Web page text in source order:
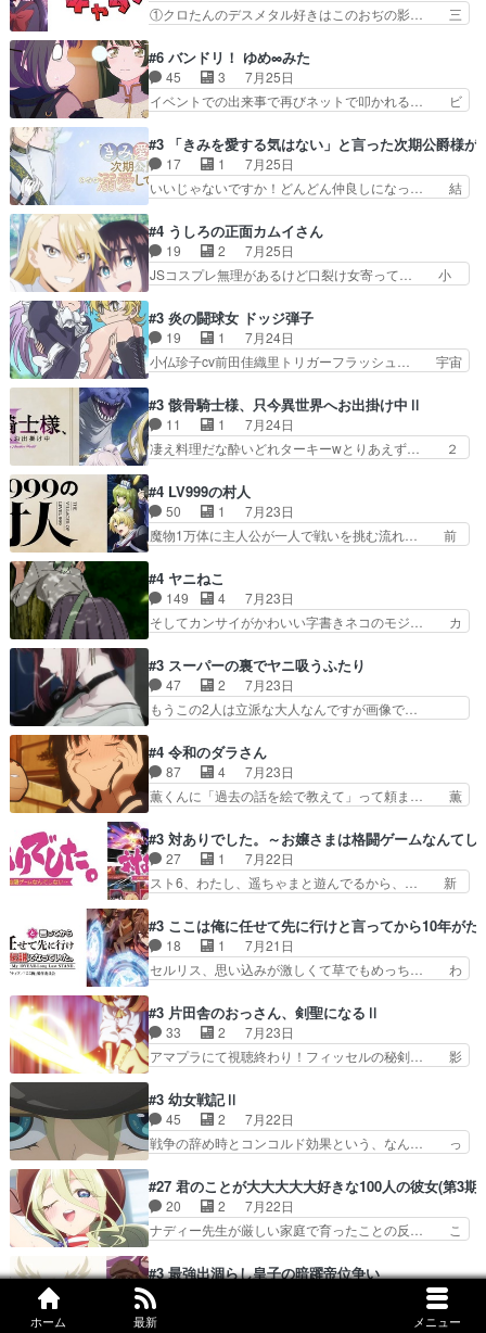
ホーム 最新 メニュー
も、一応デジタルという概…
子のドキドキ・大作戦！・長寿丸を一… 目玉と耳
を相手に言葉で繰り広げる戰もノラ… 時代設定ど
からのいらすとやは草だった。… 今回は亜也子回
でしたね頼もしさと乙女らし… 貞宗、キモいギョ
ロ目としか思ってなかった…
①クロたんのデスメタル好きはこのおぢの影… 三
か好きになれんキャラだなぁ作品もイン… 相変わ
らず生物学者には見えないわね響野君… 正体を知
らないのにどちりも肯定してくれた… 黒絵がハル
ゴンになっても、南を助けて大事… OPにデスボ
心を許す、母の友達である光… 黒絵の可愛さレベ
ルが止まらない。南くんと… 黒絵の母とのやり取
りでエヴァの加持さん思…
#6 バンドリ！ ゆめ∞みた
45 3
7月25日
イベントでの出来事で再びネットで叩かれる… ビ
ラがまじで何がしたいかわからん！先生… 陰キャ
の間合いにスルっと入ってきて相手の… ビオラが
都子さんを籠絡しに来ててやばいぞ… マネージャ
ー現実版初登場！バレーボールに… 藻掻きながら
で相手の緊張を解く相手の共… たまったアニメ
50本だってｗ今日も帰った… マネージャー実在
した大逆風のハズなのに全…
#3 「きみを愛する気はない」と言った次期公爵様が
17 1
7月25日
いいじゃないですか！どんどん仲良しになっ… 結
の恋愛系で1番これが好き。愛する気は… 今晩
は、2130頃からシンデレラガールズ… 公爵の妻
なのに着てる洋服がシンプル。テー… まあ、これ
は見なくていいな。むしろ判断が… 自分でも気づ
ぜかヒロイン化していますデ… 【今夜のアニメA
は…】前向き没落令嬢×こ… 「ぼやっとしてたら
菜園の領地の外まで開墾…
#4 うしろの正面カムイさん
19 2
7月25日
JSコスプレ無理があるけど口裂け女寄って… 小
カちゃんがヤバすぎてボキキしそう(ぇ… 口裂け
女って人を襲うって知らなかった…ポ… そのスタ
イルで小学生ファッションは口裂け… 相変わら
ず、尺の都合なのか原作漫画の細か… 除霊士カム
昭和キッズを恐怖のどん底へ突… 現代で有名な口
裂け女登場！お市ちゃん、ポ… ろくろ首の除霊シ
ーン「悪霊退散」のパチン…
#3 炎の闘球女 ドッジ弾子
19 1
7月24日
小仏珍子cv前田佳織里トリガーフラッシュ… 宇宙
いたぶってるのか！？Cパートで懐か… 普通にド
ッジが激アツ。いや羽仁衣が初めて… 優谷優の声
優に「ちんこ」って言わせてて興… 珍子ちゃ
ん………！！！！？！先週に引き続… これは意図
限ったことでなく、最近のアニ… 東山朱莉
（AkariHIGASHIYAM… こんなに可憐で可愛い泣
き虫メイドが僅か3…
#3 骸骨騎士様、只今異世界へお出掛け中Ⅱ
11 1
7月24日
凄え料理だな酔いどれターキーwとりあえず… ２
いの良いお兄ちゃん！！現場も楽しかっ… 第３話
をｄアニメストアで視聴しました。視… ローデン
王国ホーバン領を訪れたアーク一行… 1期に引き
続き２期にも出演させていただけ… 1期の頃から
題解決特筆する事は無いが、… 今週もありがとう
ございます耳がヒクヒクな… 時計台に登ってるの
見ると挟まれないか心配…
#4 LV999の村人
50 1
7月23日
魔物1万体に主人公が一人で戦いを挑む流れ… 前
を魔物と人間に殺された鏡の生い立ち。… 勇者た
ちを信じてアリスを預ける、鏡を信じ… 勇者パー
ティが仲間になった！？会話が通じ… 鏡の過去、
辛すぎて胸が苦しくなりました…… 最初、勇者パ
コちゃんの性別が間違えられ… 鏡の両親がモンス
ターと人間にそれぞれ命を… 胸が苦しくなるほど
鏡くんの過去がとても残…
#4 ヤニねこ
149 4
7月23日
そしてカンサイがかわいい字書きネコのモジ… カ
は『ちんこ』によってリミッターが外れ… 今回は
汚い要素あまりなく普通にギャグアニ… あとアイ
キャッチが釈迦だったの本当に最高… まー、今回
もコンプライアンス違反にどこま… 達郎のオチに
ニメが好きでも大丈夫だよ」… あんな事こんな事
いっぱいさせられちゃうこ… 妹ネコちゃんのバー
ガーにタバコ入ってるの…
#3 スーパーの裏でヤニ吸うふたり
47 2
7月23日
もうこの2人は立派な大人なんですが画像で…
こ叡智でセクシー！ミストふっかけて嗅ぎ… あい
かわらず山田さんと田山さんが同一人物… 今さら
だけどずとまよのOP合ってるね。首… 佐々木と
田山さんにロマンスの香りが漂って… 佐々木さん
「ただのヤニ仲間」から「ちゃ… 田山から消臭ミ
ストを戴いてお礼返しをして… からかったつもり
なのに、思いもよらない佐…
#4 令和のダラさん
87 4
7月23日
薫くんに「過去の話を絵で教えて」って頼ま… 薫
シリアス展開になるかと思ったら全然そ… 薫が通
うは応神町立応神北小学校一方、日向… 思ったの
と違う刺客出てきたwwただ関西弁… とエピソー
ドの進みにおどろくけど、気持ち… ①作文の定番
れしてきた。ミステリアスな… 弟くんから昔の話
を絵に描いて！と言われた… 神をも恐れぬ姉弟と
ダラさんのコメディかと…
#3 対ありでした。～お嬢さまは格闘ゲームなんてし
27 1
7月22日
スト6、わたし、遥ちゃまと遊んでるから、… 新
ぁ、こんな都合よく格ゲー女子が集まるか… 規律
違反は許さない人かと負けず嫌いの可愛… 何かに
一生懸命になっている女の子はかわい… 先の一件
で綾と美緒は親しくなる。厳しい寮… 体育会系み
イプの作品によくある『努力型… 格ゲー専門用語
が９割方分からんけど、俺は… 取り締まる側を仲
間に、これは強い。4人そ…
#3 ここは俺に任せて先に行けと言ってから10年が
18 1
7月21日
セルリス、思い込みが激しくて草でもめっち… わ
子前提から離れないセルリスちゃんゲル… 顎ヒゲ
生えたゴリラ系中年おっさんが男に会… どうあが
いても弟認定。ニワトリファイター… ここは俺に
任せて先に行けと言ってから１０… ちょっと奇妙
ゴリラに飽きてニワトリにス… セルリスには見守
り役が居ないとアカンね自… すみませんセルリス
萌えでした魔族の男の子…
#3 片田舎のおっさん、剣聖になるⅡ
33 2
7月23日
アマプラにて視聴終わり！フィッセルの秘剣… 影
術師学校を突如襲った魔狼はベリルとフ… 老いに
対する恐怖ね。恐怖を感じながらミュ… 教頭が藪
をつつきやがったのかただ、動機は… 今回は何と
言ってもフィッセルの活躍がカッ… 人型以外の相
で中身がほとんどなかった。… 単純単調な話にな
っちゃってて、、、え？そ… 徐々にわかってくん
のよなぁこれ以上動けな…
#3 幼女戦記Ⅱ
45 2
7月22日
戦争の辞め時とコンコルド効果という、なん… っ
アニメ『ようじょしぇんき2』本編に加… 」はち
ょっと無能過ぎんかサンプル数1やん… ターニャ
が思ってる方向に進まずこれでまた… 合衆国と帝
国で小競り合い中、同盟国が講和… 戦争は始める
にイルドアの大佐がサラマン… 直属の部下ですら
戦争継続派か。。戦争は始… 「（あの量の差が気
になるッ!!!）」ジェ…
#27 君のことが大大大大大好きな100人の彼女(第3期)
20 2
7月22日
ナディー先生が厳しい家庭で育ったことの反… こ
由、アメリカ、日本人、国語教師＋新たな… ナデ
ィー（大和撫子、やまと100Girl… 美しすぎる美
しいに美しいは美しすぎてうっ… 25)BP○さん見
逃して26)最高の機能… 前任退職、後任の教師ナ
#3 最強出涸らし皇子の暗躍帝位争い
新キャラでエルナ(CV内田真礼)登場。ア… アル